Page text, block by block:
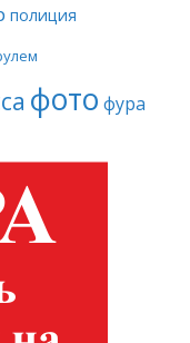
полиция
фото фура